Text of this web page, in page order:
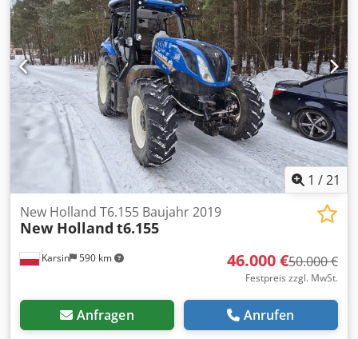
1 /21
Karsin 590 km
New Holland T6.155 Baujahr 2019
New Holland t6.155
46.000 €50.000 €
Festpreis zzgl. MwSt.
Anfragen Anrufen